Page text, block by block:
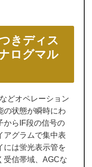
きディス
ログマル
どオペレーション
の状態が瞬時にわ
からIF段の信号の
アグラムで集中表
には蛍光表示管を
受信帯域、AGCな